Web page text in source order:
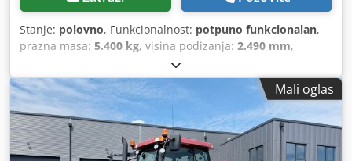
Stanje: polovno, Funkcionalnost: potpuno funkcionalan,
prazna masa: 5.400 kg, visina podizanja: 2.490 mm,
, radni sati:
5.550 mm, građevinska visina:2.500 mm, vrsta pogona:
Diesel Motor, širina gradnje: Mali oglas